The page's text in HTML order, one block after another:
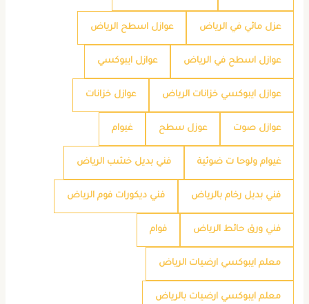
عزل مائي في الرياض عوازل اسطح الرياض
عوازل اسطح في الرياض عوازل ايبوكسي
عوازل ايبوكسي خزانات الرياض عوازل خزانات
عوازل صوت عوزل سطح غيوام
غيوام ولوحا ت ضوئية فني بديل خشب الرياض
فني بديل رخام بالرياض فني ديكورات فوم الرياض
فني ورق حائط الرياض فوام
معلم ايبوكسي ارضيات الرياض
معلم ايبوكسي ارضيات بالرياض